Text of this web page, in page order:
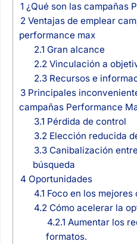
1 ¿Qué son las campañas
2Ventajas de emplear
performance max
2.1 Gran alcance
2.2Vinculación a
2.3Recursos e
3Principales
campañas Performance
3.1 Pérdida de control
3.2Elección reducida
3.3Canibalización
búsqueda
4 Oportunidades
4.1 Foco en los mejores
4.2Cómo acelerar la
4.2.1 Aumentar los
formatos.